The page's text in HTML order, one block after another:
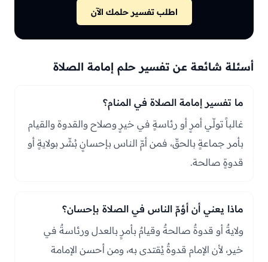
اطلب تفسير حلمك الآن
أسئلة شائعة عن تفسير حلم إمامة الصلاة
ما تفسير إمامة الصلاة في المنام؟
غالباً تولّي أمرٍ أو رئاسةٍ في خيرٍ وصلاح والقدوة والقيام
بأمر جماعةٍ بالحقّ، فمن أمّ الناس بإحسانٍ بُشّر بولايةٍ أو
قدوةٍ صالحة.
ماذا يعني أن أؤمّ الناس في الصلاة بإحسان؟
ولايةٌ أو قدوةٌ صالحةٌ وقيامٌ بأمرٍ بالعدل ورئاسةٌ في
خير، لأن الإمام قدوةٌ يُقتدى به، ومن أحسن الإمامة